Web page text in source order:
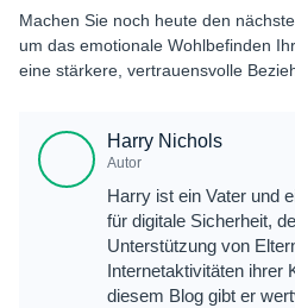
Machen Sie noch heute den
um das emotionale Wohlbefinden
eine stärkere, vertrauensvolle
Harry Nichols
Autor
Harry ist ein Vater und
für digitale Sicherheit,
Unterstützung von
Internetaktivitäten ihrer
diesem Blog gibt er